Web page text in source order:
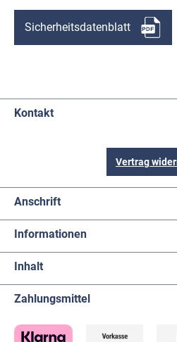
Sicherheitsdatenblatt
Kontakt
Vertrag
Anschrift
Informationen
Inhalt
Zahlungsmittel